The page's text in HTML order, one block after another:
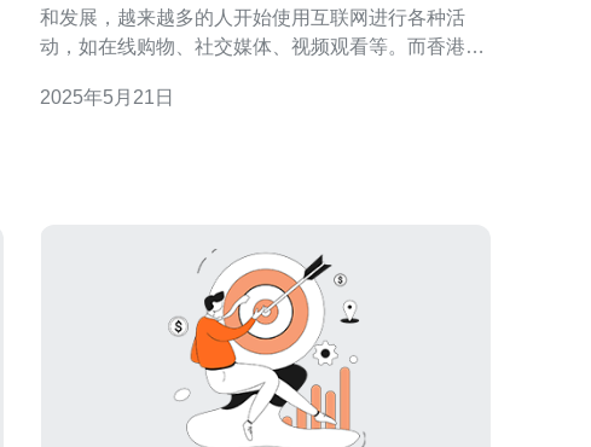
和发展，越来越多的人开始使用互联网进行各种活
动，如在线购物、社交媒体、视频观看等。而香港作
量。然而，近期香港服务器的带宽不足问题愈发严
2025年5月21日